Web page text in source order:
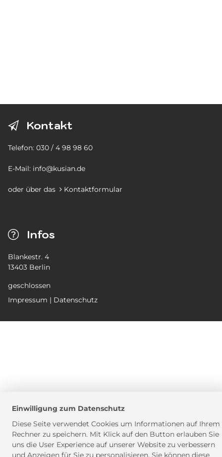
Kontakt
Telefon: 030 / 4 98 98 60
E-Mail: info@kusian.de
oder über das  Kontaktformular
Infos
Blankestr. 4
13403 Berlin
geschlossen
Impressum | Datenschutz
Einwilligung zum Datenschutz
Diese Seite verwendet Cookies um Informationen auf Ihrem
Rechner zu speichern. Mit Klick auf den Button erlauben Sie
uns die User Experience auf unserer Website zu verbessern
und Anzeigen für Sie zu personalisieren. Sie können diese